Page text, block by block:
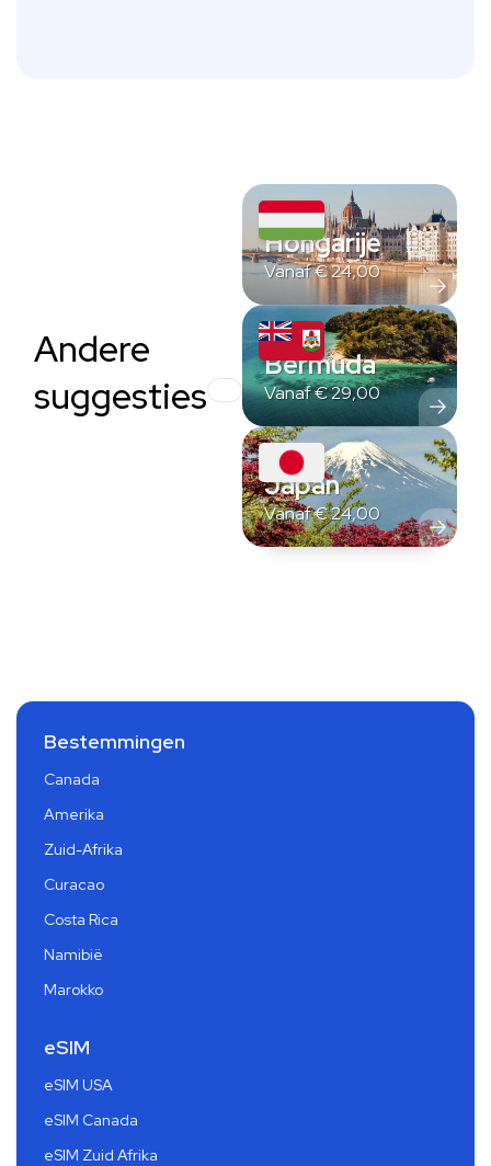
Andere
suggesties
Hongarije
Vanaf€24,00
Bermuda
Vanaf€29,00
Japan
Vanaf€24,00
Bestemmingen
Canada
Amerika
Zuid-Afrika
Curacao
Costa Rica
Namibië
Marokko
eSIM
eSIM USA
eSIM Canada
eSIM Zuid Afrika